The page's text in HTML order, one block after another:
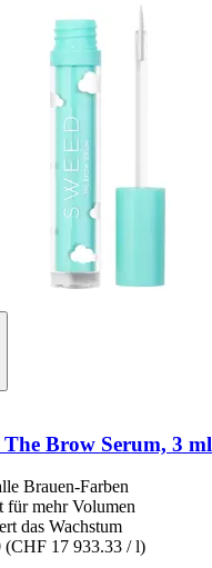
The Brow Serum, 3 ml
Brauen-Farben
für mehr Volumen
das Wachstum
(CHF 17 933.33 / l)